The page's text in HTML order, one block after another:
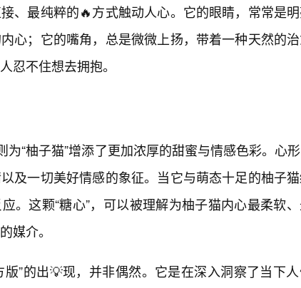
、最纯粹的🔥方式触动人心。它的眼睛，常常是
心；它的嘴角，总是微微上扬，带着一种天然的治
忍不住想去拥抱。
为“柚子猫”增添了更加浓厚的甜蜜与情感色彩。心
及一切美好情感的象征。当它与萌态十足的柚子
。这颗“糖心”，可以被理解为柚子猫内心最柔软
媒介。
版”的出💡现，并非偶然。它是在深入洞察了当下